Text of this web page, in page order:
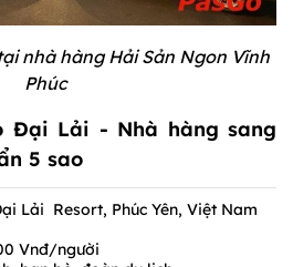
nhà hàng Hải Sản Ngon Vĩnh
Phúc
Đại Lải - Nhà hàng sang
5 sao
Lải Resort, Phúc Yên, Việt Nam
Vnđ/người